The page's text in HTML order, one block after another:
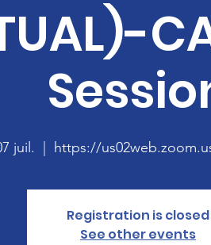
juil. https://
Registration is closed
See other events